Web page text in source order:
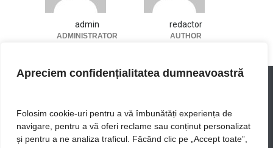
Apreciem confidențialitatea dumneavoastră
Folosim cookie-uri pentru a vă îmbunătăți experiența de
navigare, pentru a vă oferi reclame sau conținut personalizat
și pentru a ne analiza traficul. Făcând clic pe „Accept toate”,
admin
ADMINISTRATOR
redactor
AUTHOR
UIB - cele mai actuale stiri